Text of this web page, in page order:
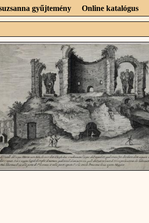
gyűjtemény Online katalógus